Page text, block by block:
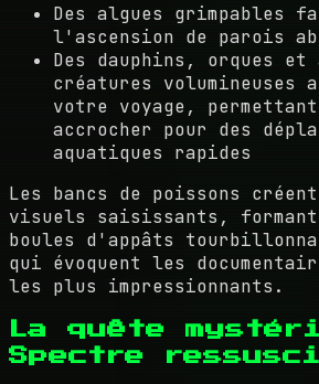
Des algues grimpables
l'ascension de parois
Des dauphins, orques et
créatures volumineuses
votre voyage,
accrocher pour des
aquatiques rapides
Les bancs de poissons
visuels saisissants,
boules d'appâts
qui évoquent les
les plus impressionnants.
La quête
Spectre